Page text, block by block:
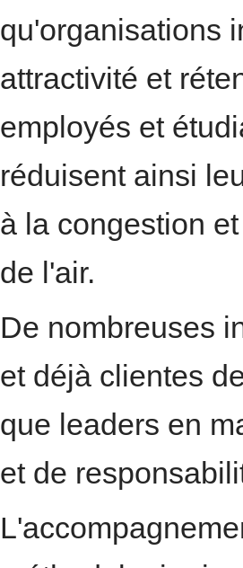
qu'organisations
attractivité et
employés et
réduisent ainsi
à la congestion
de l'air.
De nombreuses
et déjà clientes
que leaders en
et de